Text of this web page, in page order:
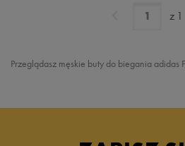
z 1
Przeglądasz męskie buty do biegania adidas